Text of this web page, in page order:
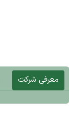
معرفی شرکت